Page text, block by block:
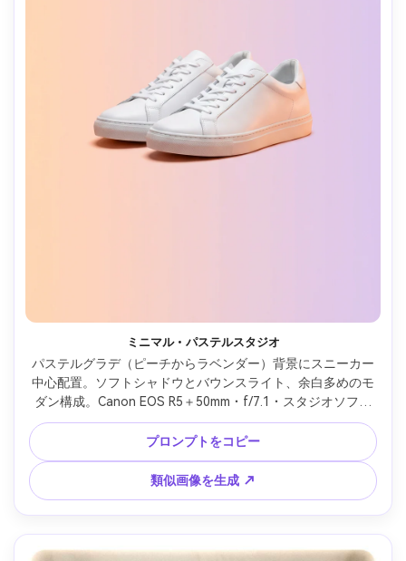
ミニマル・パステルスタジオ
パステルグラデ（ピーチからラベンダー）背景にスニーカー
中心配置。ソフトシャドウとバウンスライト、余白多めのモ
ダン構成。Canon EOS R5＋50mm・f/7.1・スタジオソフト
ボックス、フォトリアルなプロダクト写真 --ar 4:5
プロンプトをコピー
類似画像を生成 ↗